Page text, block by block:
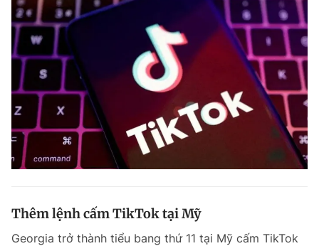
Thêm lệnh cấm TikTok tại Mỹ
Georgia trở thành tiểu bang thứ 11 tại Mỹ cấm TikTok